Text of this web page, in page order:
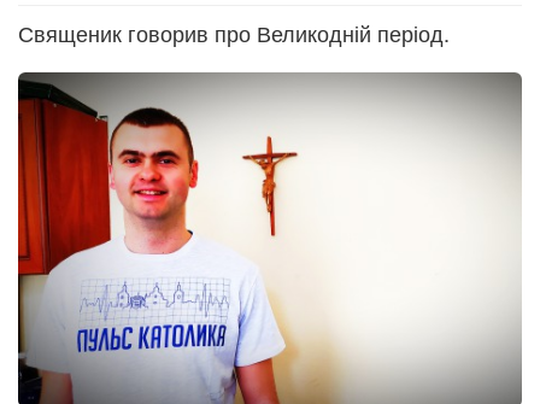
Священик говорив про Великодній період.